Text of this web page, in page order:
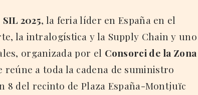
SIL 2025, la feria líder en España en el
la intralogística y la Supply Chain y uno
organizada por el Consorci de la Zona
reúne a toda la cadena de suministro
8 del recinto de Plaza España-Montjuïc